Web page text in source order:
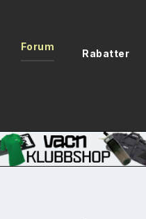
Forum
Rabatter